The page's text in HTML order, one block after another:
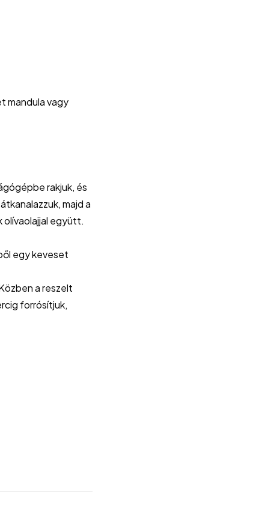
mandula vagy
rakjuk, és
majd a
olívaolajjal együtt.
egy keveset
a reszelt
forrósítjuk,